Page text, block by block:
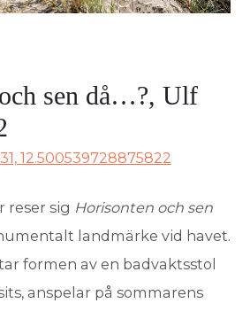
sen då…?, Ulf
12.500539728875822
reser sig Horisonten och sen
landmärke vid havet.
formen av en badvaktsstol
anspelar på sommarens